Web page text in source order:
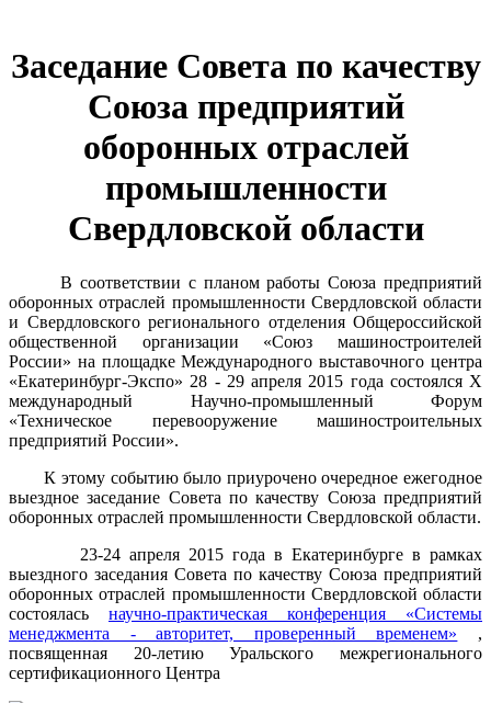
Заседание Совета по качеству
Союза предприятий
оборонных отраслей
промышленности
Свердловской области
В соответствии с планом работы Союза предприятий
оборонных отраслей промышленности Свердловской области
и Свердловского регионального отделения Общероссийской
общественной организации «Союз машиностроителей
России» на площадке Международного выставочного центра
«Екатеринбург-Экспо» 28 - 29 апреля 2015 года состоялся X
международный Научно-промышленный Форум
«Техническое перевооружение машиностроительных
предприятий России».
К этому событию было приурочено очередное ежегодное
выездное заседание Совета по качеству Союза предприятий
оборонных отраслей промышленности Свердловской области.
23-24 апреля 2015 года в Екатеринбурге в рамках
выездного заседания Совета по качеству Союза предприятий
оборонных отраслей промышленности Свердловской области
состоялась научно-практическая конференция «Системы
менеджмента - авторитет, проверенный временем» ,
посвященная 20-летию Уральского межрегионального
сертификационного Центра